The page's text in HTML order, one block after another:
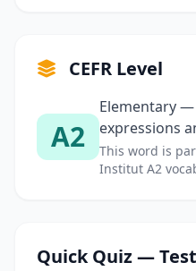
CEFR Level
A2
Elementary
expressions
This word is
Institut A2
Quick Quiz —